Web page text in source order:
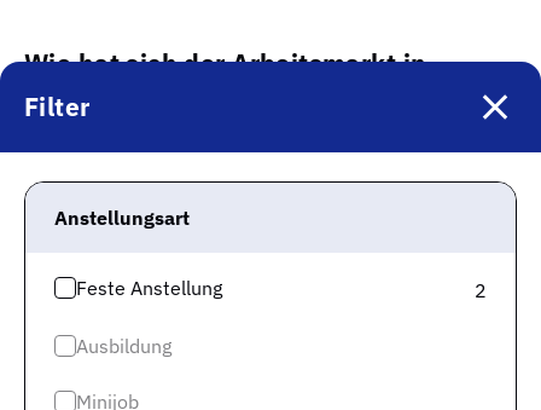
Filter
Anstellungsart
Feste Anstellung 2
Ausbildung
Minijob
Wie hat sich der Arbeitsmarkt in
Rheinland-Pfalz zuletzt entwickelt?
Einstellungschancen macht es Sinn, sich vor Augen zu
führen, wie die allgemeine Arbeitsmarktsituation 2026
Hierbeistehen 16.788 offene Stellen, 78.903
Faktor von 4,70. Zum Vergleich: im Bundesland
Rheinland-Pfalz liegt der Faktor mit 32.955 offenen